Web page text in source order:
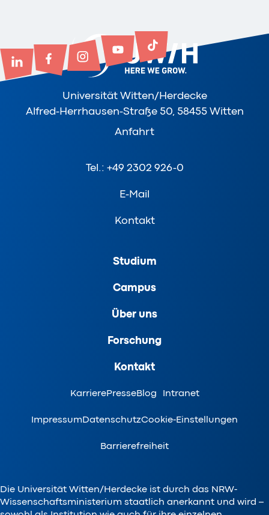
Universität Witten/Herdecke
Alfred-Herrhausen-Straße 50, 58455 Witten
Anfahrt
Tel.: +49 2302 926-0
E-Mail
Kontakt
Studium
Campus
Über uns
Forschung
Kontakt
KarrierePresseBlog Intranet
ImpressumDatenschutzCookie-Einstellungen
Barrierefreiheit
Die Universität Witten/Herdecke ist durch das NRW-
Wissenschaftsministerium staatlich anerkannt und wird –